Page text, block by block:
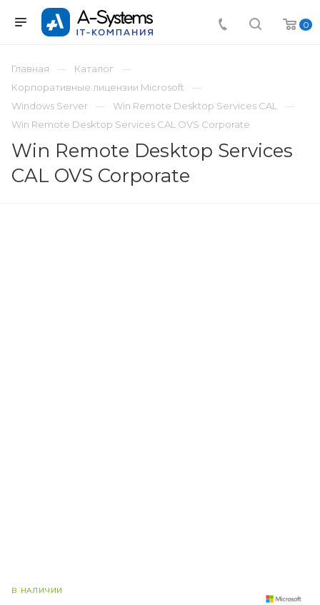
0
Главная
Каталог
Корпоративные лицензии Microsoft
Windows Server
Win Remote Desktop Services CAL
Win Remote Desktop Services CAL OVS Corporate
Win Remote Desktop Services
CAL OVS Corporate
В НАЛИЧИИ